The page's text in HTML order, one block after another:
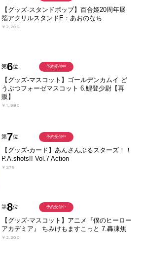
【グッズ-スタンドポップ】百合姫20周年展
箔アクリルスタンドE：あおのなち
￥2,200
第6位
【グッズ-マスコット】ゴールデンカムイ ど
うぶつフォーゼマスコット 6.鯉登少尉【再
販】
￥1,980
予約受付中
第7位
【グッズ-カード】あんさんぶるスターズ！！
P.A.shots!! Vol.7 Action
￥275
予約受付中
第8位
【グッズ-マスコット】アニメ『僕のヒーロー
アカデミア』 ちみけもますこっと 7.轟凍焦
￥2,200
予約受付中